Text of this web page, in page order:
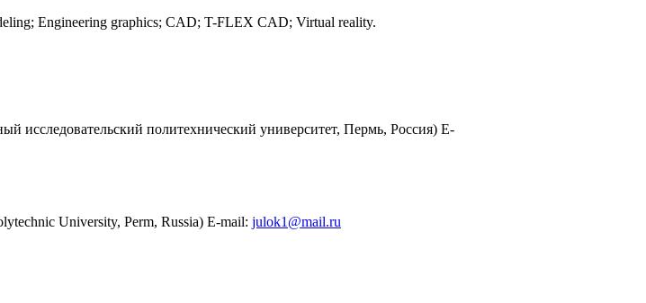
Engineering graphics; CAD; T-FLEX CAD; Virtual reality.
исследовательский политехнический университет, Пермь, Россия) E-
University, Perm, Russia) E-mail: julok1@mail.ru